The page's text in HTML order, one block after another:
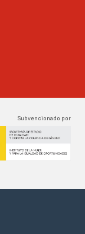
Subvencionado por